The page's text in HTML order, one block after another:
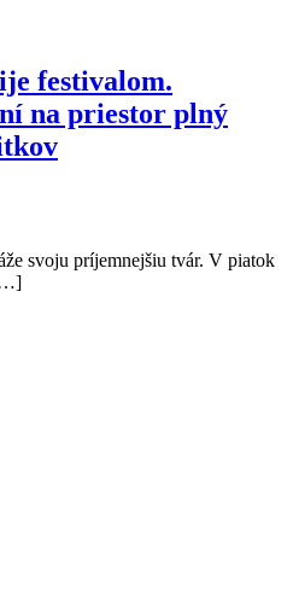
festivalom.
na priestor plný
svoju príjemnejšiu tvár. V piatok